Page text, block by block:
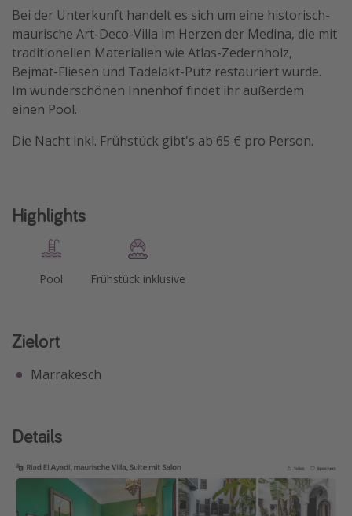
Familienurlaub in der Türkei
Rundreisen in Thailand
Bahnreisen in der Schweiz
Reisepassfreie Reiseziele
Travel Know How
Silvesterreisen
Bei der Unterkunft handelt es sich um eine historisch-
maurische Art-Deco-Villa im Herzen der Medina, die mit
traditionellen Materialien wie Atlas-Zedernholz,
Bejmat-Fliesen und Tadelakt-Putz restauriert wurde.
Im wunderschönen Innenhof findet ihr außerdem
einen Pool.
Die Nacht inkl. Frühstück gibt's ab 65 € pro Person.
Highlights
Pool Frühstück inklusive
Zielort
Marrakesch
Details